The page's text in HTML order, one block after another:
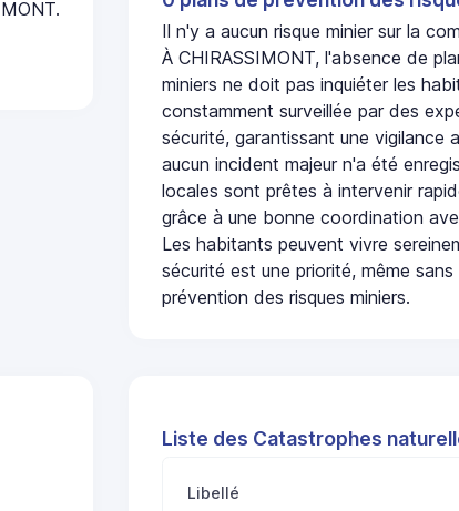
Il n'y a aucun risque minier sur la
À CHIRASSIMONT, l'absence de
miniers ne doit pas inquiéter les
constamment surveillée par des
sécurité, garantissant une vigilance
aucun incident majeur n'a été
locales sont prêtes à intervenir
grâce à une bonne coordination
Les habitants peuvent vivre
sécurité est une priorité, même
prévention des risques miniers.
Liste des Catastrophes
Libellé